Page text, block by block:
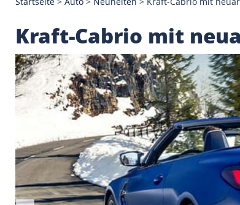
Startseite >Auto >Neuheiten >Kraft-
Kraft-Cabrio mit